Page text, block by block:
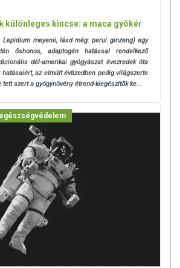
különleges kincse: a maca gyökér
Lepidium meyenii, lásd még: perui ginzeng) egy
őshonos, adaptogén hatással rendelkező
dél-amerikai gyógyászat évezredek óta
hatásaiért, az elmúlt évtizedben pedig világszerte
szert a gyógynövény étrend-kiegészítők ke...